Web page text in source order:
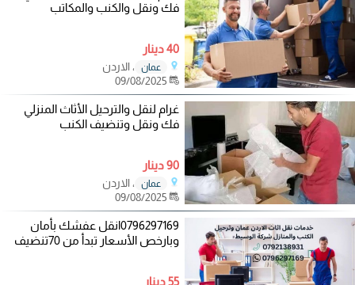
فك ونقل والكنب والمكاتب
40 دينار
عمان
، الاردن
غرام لنقل والترحيل الأثاث المنزلي
فك ونقل وتنضيف الكنب
90 دينار
عمان
، الاردن
0796297169انقل عفشك بأمان
وبارخص الأسعار تبدأ من 70تنضيف
55 دينار